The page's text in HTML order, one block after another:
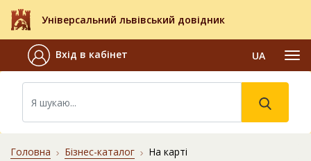
Універсальний львівський довідник
Вхід в кабінет UA
Головна Бізнес-каталог На карті